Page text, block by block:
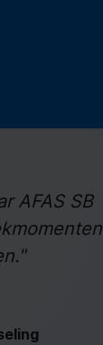
AFAS SB